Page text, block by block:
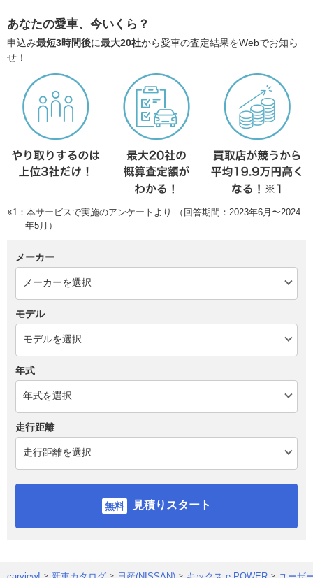
あなたの愛車、今いくら？
申込み最短3時間後に最大20社から愛車の査定結果をWebでお知ら
せ！
※1：本サービスで実施のアンケートより （回答期間：2023年6月〜2024
年5月）
メーカー
モデル
年式
走行距離
見積りスタート